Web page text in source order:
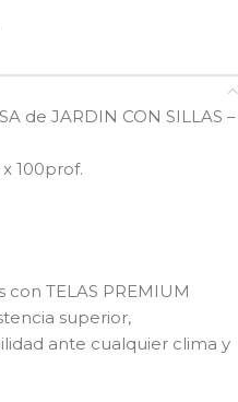
de JARDIN CON SILLAS –
100prof.
TELAS PREMIUM
superior,
ante cualquier clima y